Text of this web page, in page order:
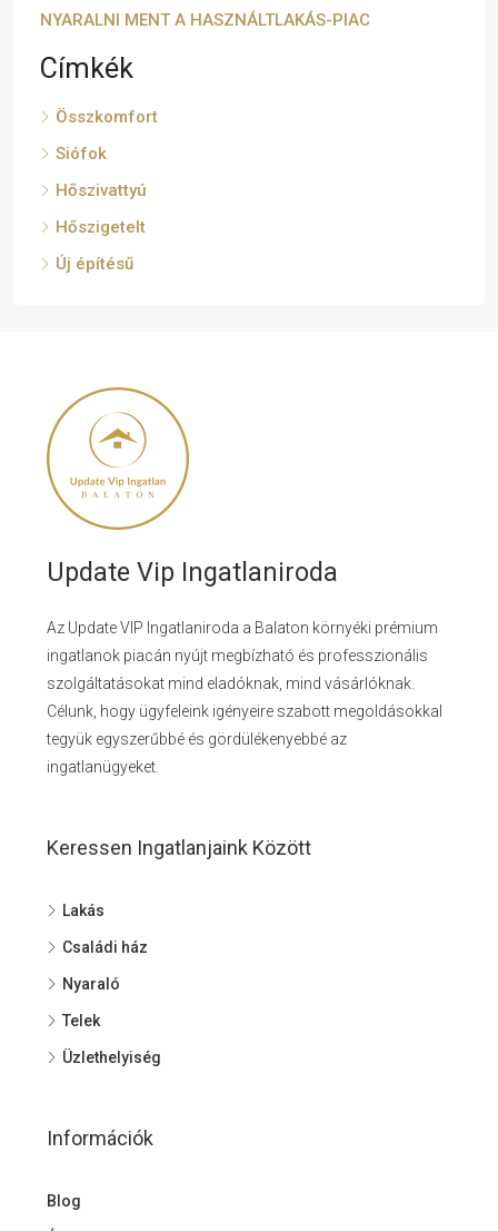
NYARALNI MENT A HASZNÁLTLAKÁS-PIAC
Címkék
Összkomfort
Siófok
Hőszivattyú
Hőszigetelt
Új építésű
Update Vip Ingatlaniroda
Az Update VIP Ingatlaniroda a Balaton környéki prémium
ingatlanok piacán nyújt megbízható és professzionális
szolgáltatásokat mind eladóknak, mind vásárlóknak.
Célunk, hogy ügyfeleink igényeire szabott megoldásokkal
tegyük egyszerűbbé és gördülékenyebbé az
ingatlanügyeket.
Keressen Ingatlanjaink Között
Lakás
Családi ház
Nyaraló
Telek
Üzlethelyiség
Információk
Blog